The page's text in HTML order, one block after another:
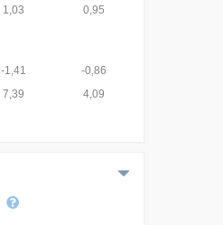
1,03 0,95
-1,41
-0,86
7,39 4,09